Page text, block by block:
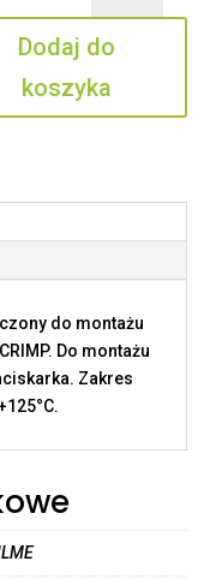
2.5
Dodaj do
koszyka
do montażu
Do montażu
Zakres